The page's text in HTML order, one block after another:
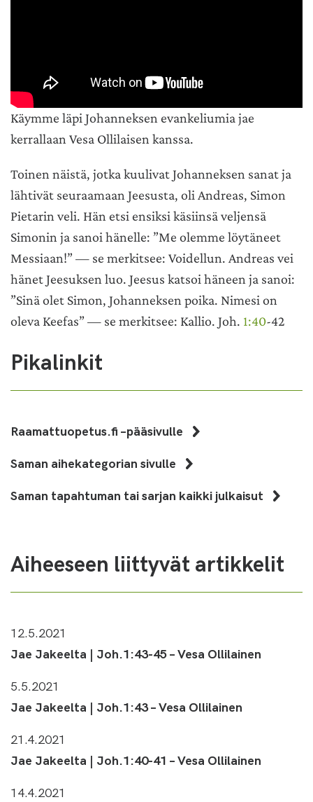
Käymme läpi Johanneksen evankeliumia jae
kerrallaan Vesa Ollilaisen kanssa.
Toinen näistä, jotka kuulivat Johanneksen sanat ja
lähtivät seuraamaan Jeesusta, oli Andreas, Simon
Pietarin veli. Hän etsi ensiksi käsiinsä veljensä
Simonin ja sanoi hänelle: ”Me olemme löytäneet
Messiaan!” — se merkitsee: Voidellun. Andreas vei
hänet Jeesuksen luo. Jeesus katsoi häneen ja sanoi:
”Sinä olet Simon, Johanneksen poika. Nimesi on
oleva Keefas” — se merkitsee: Kallio. Joh. 1:40-42
Pikalinkit
Raamattuopetus.fi –pääsivulle
Saman aihekategorian sivulle
Saman tapahtuman tai sarjan kaikki julkaisut
Aiheeseen liittyvät artikkelit
12.5.2021
Jae Jakeelta | Joh.1:43-45 – Vesa Ollilainen
5.5.2021
Jae Jakeelta | Joh.1:43 – Vesa Ollilainen
21.4.2021
Jae Jakeelta | Joh.1:40-41 – Vesa Ollilainen
14.4.2021